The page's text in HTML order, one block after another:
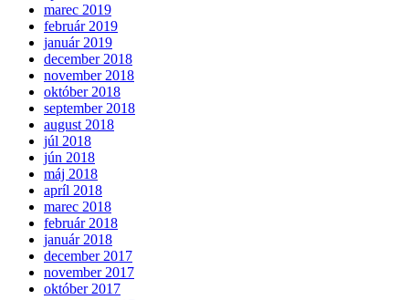
marec 2019
február 2019
január 2019
december 2018
november 2018
október 2018
september 2018
august 2018
júl 2018
jún 2018
máj 2018
apríl 2018
marec 2018
február 2018
január 2018
december 2017
november 2017
október 2017